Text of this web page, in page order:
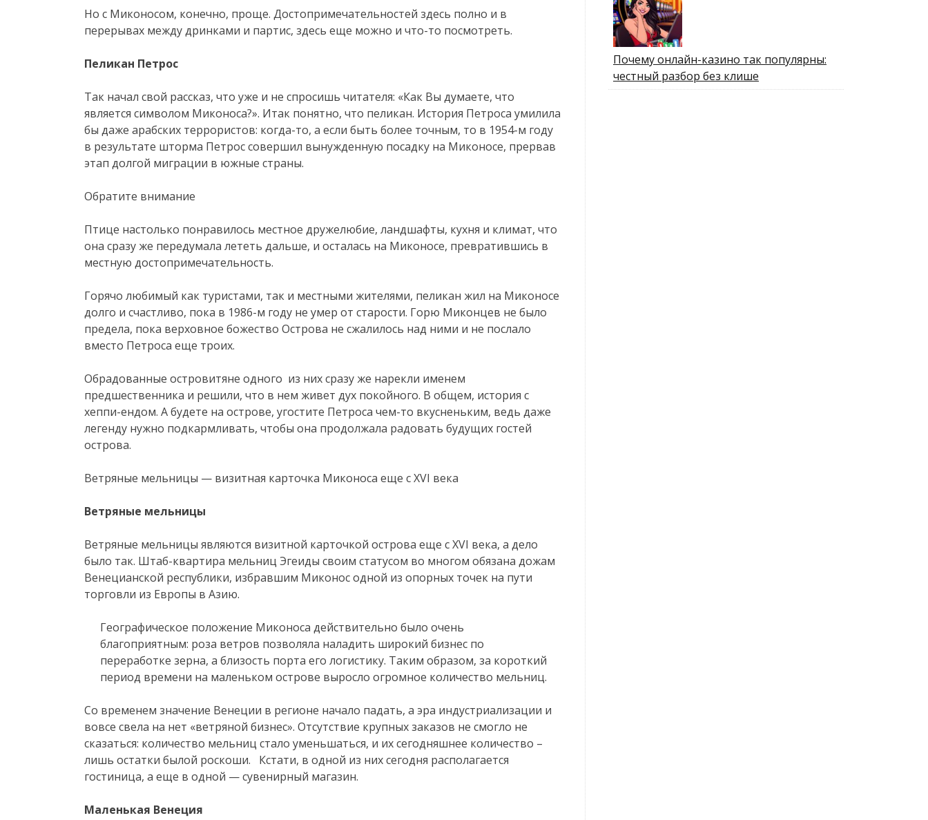
Но с Миконосом, конечно, проще. Достопримечательностей здесь полно и в
перерывах между дринками и партис, здесь еще можно и что-то посмотреть.
Пеликан Петрос
Так начал свой рассказ, что уже и не спросишь читателя: «Как Вы думаете, что
является символом Миконоса?». Итак понятно, что пеликан. История Петроса умилила
бы даже арабских террористов: когда-то, а если быть более точным, то в 1954-м году
в результате шторма Петрос совершил вынужденную посадку на Миконосе, прервав
этап долгой миграции в южные страны.
Обратите внимание
Птице настолько понравилось местное дружелюбие, ландшафты, кухня и климат, что
она сразу же передумала лететь дальше, и осталась на Миконосе, превратившись в
местную достопримечательность.
Горячо любимый как туристами, так и местными жителями, пеликан жил на Миконосе
долго и счастливо, пока в 1986-м году не умер от старости. Горю Миконцев не было
предела, пока верховное божество Острова не сжалилось над ними и не послало
вместо Петроса еще троих.
Обрадованные островитяне одного из них сразу же нарекли именем
предшественника и решили, что в нем живет дух покойного. В общем, история с
хеппи-ендом. А будете на острове, угостите Петроса чем-то вкусненьким, ведь даже
легенду нужно подкармливать, чтобы она продолжала радовать будущих гостей
острова.
Ветряные мельницы — визитная карточка Миконоса еще с XVI века
Ветряные мельницы
Ветряные мельницы являются визитной карточкой острова еще с XVI века, а дело
было так. Штаб-квартира мельниц Эгеиды своим статусом во многом обязана дожам
Венецианской республики, избравшим Миконос одной из опорных точек на пути
торговли из Европы в Азию.
Географическое положение Миконоса действительно было очень
благоприятным: роза ветров позволяла наладить широкий бизнес по
переработке зерна, а близость порта его логистику. Таким образом, за короткий
период времени на маленьком острове выросло огромное количество мельниц.
Со временем значение Венеции в регионе начало падать, а эра индустриализации и
вовсе свела на нет «ветряной бизнес». Отсутствие крупных заказов не смогло не
сказаться: количество мельниц стало уменьшаться, и их сегодняшнее количество –
лишь остатки былой роскоши. Кстати, в одной из них сегодня располагается
гостиница, а еще в одной — сувенирный магазин.
Маленькая Венеция
Почему онлайн-казино так популярны:
честный разбор без клише